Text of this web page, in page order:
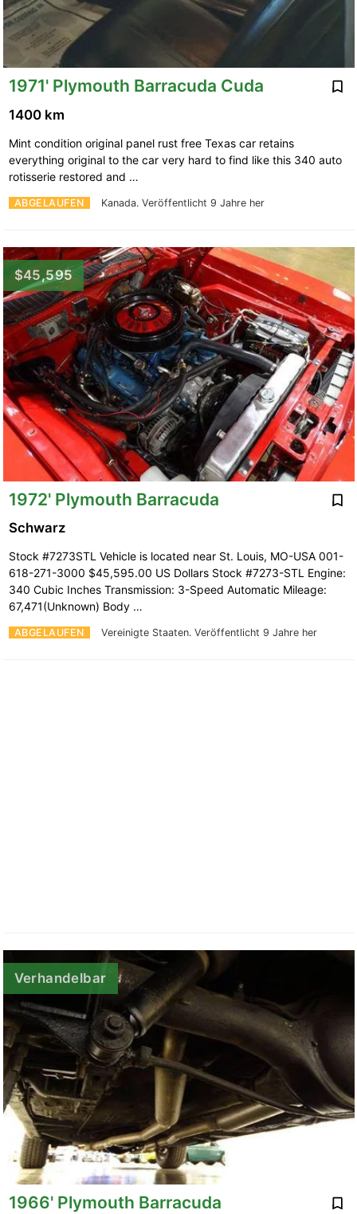
1971' Plymouth Barracuda Cuda
ABGELAUFEN Kanada. Veröffentlicht 9 Jahre her
1400 km
Mint condition original panel rust free Texas car retains
everything original to the car very hard to find like this 340 auto
rotisserie restored and …
$45,595
1972' Plymouth Barracuda
ABGELAUFEN Vereinigte Staaten. Veröffentlicht 9 Jahre her
Schwarz
Stock #7273STL Vehicle is located near St. Louis, MO-USA 001-
618-271-3000 $45,595.00 US Dollars Stock #7273-STL Engine:
340 Cubic Inches Transmission: 3-Speed Automatic Mileage:
67,471(Unknown) Body …
Verhandelbar
1966' Plymouth Barracuda